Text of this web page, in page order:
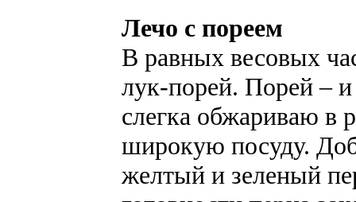
Лечо с пореем
В равных весовых
лук-порей. Порей –
слегка обжариваю в
широкую посуду.
желтый и зеленый